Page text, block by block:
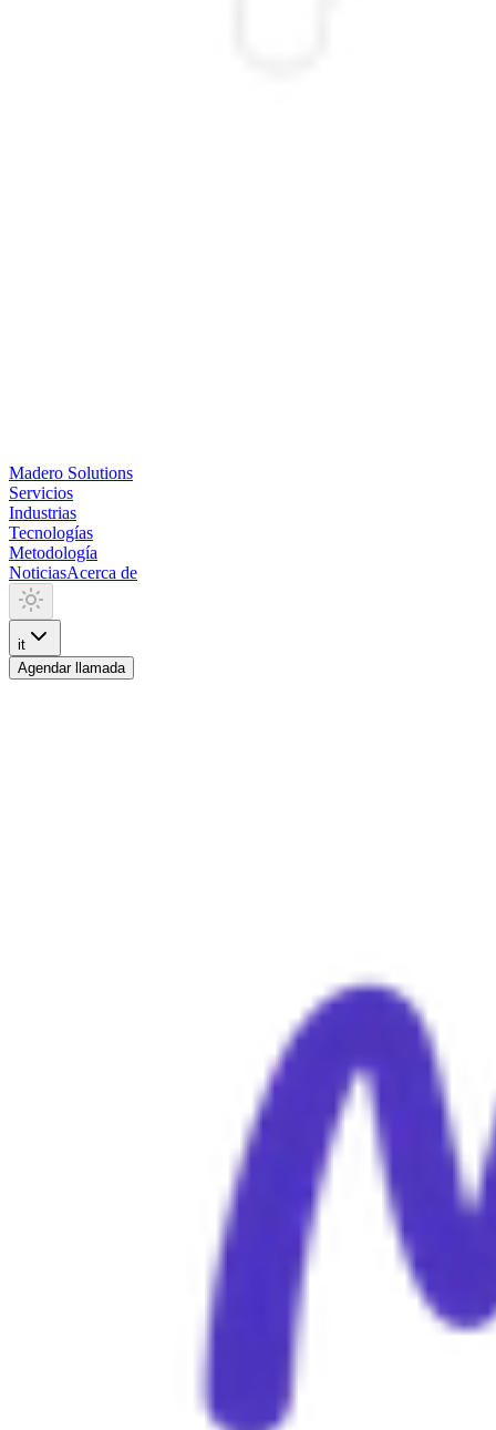
Madero Solutions
Servicios
Industrias
Tecnologías
Metodología
NoticiasAcerca de
it
Agendar llamada